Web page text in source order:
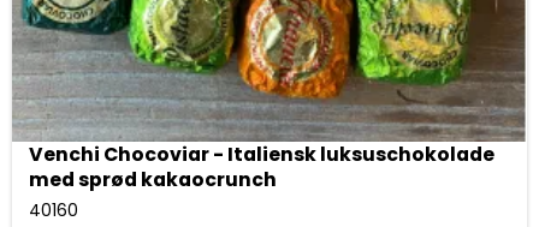
Venchi Chocoviar - Italiensk luksuschokolade
med sprød kakaocrunch
40160